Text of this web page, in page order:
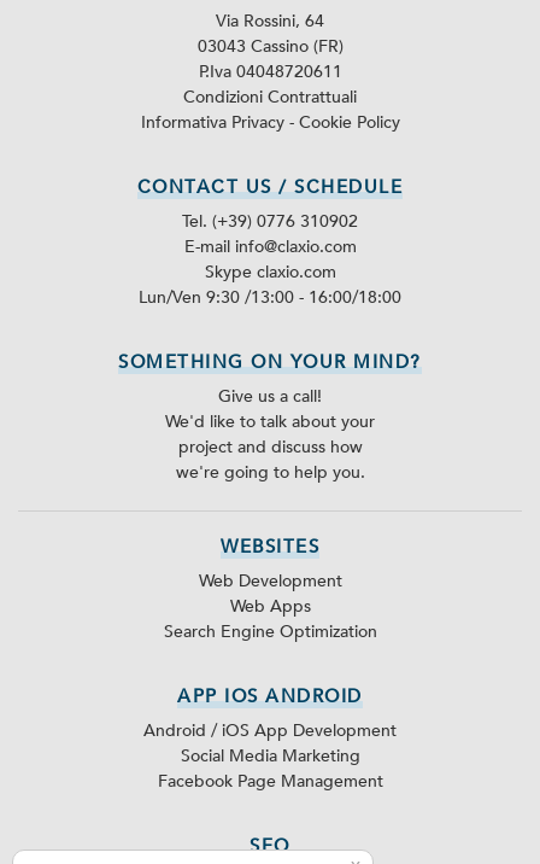
Via Rossini, 64
03043 Cassino (FR)
P.Iva 04048720611
Condizioni Contrattuali
Informativa Privacy - Cookie Policy
CONTACT US / SCHEDULE
Tel. (+39) 0776 310902
E-mail info@claxio.com
Skype claxio.com
Lun/Ven 9:30 /13:00 - 16:00/18:00
SOMETHING ON YOUR MIND?
Give us a call!
We'd like to talk about your
project and discuss how
we're going to help you.
WEBSITES
Web Development
Web Apps
Search Engine Optimization
APP IOS ANDROID
Android / iOS App Development
Social Media Marketing
Facebook Page Management
SEO